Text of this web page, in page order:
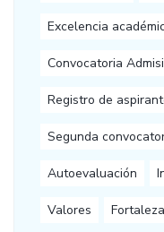
Excelencia
Convocatoria
Registro de
Segunda
Autoevaluación
Valores